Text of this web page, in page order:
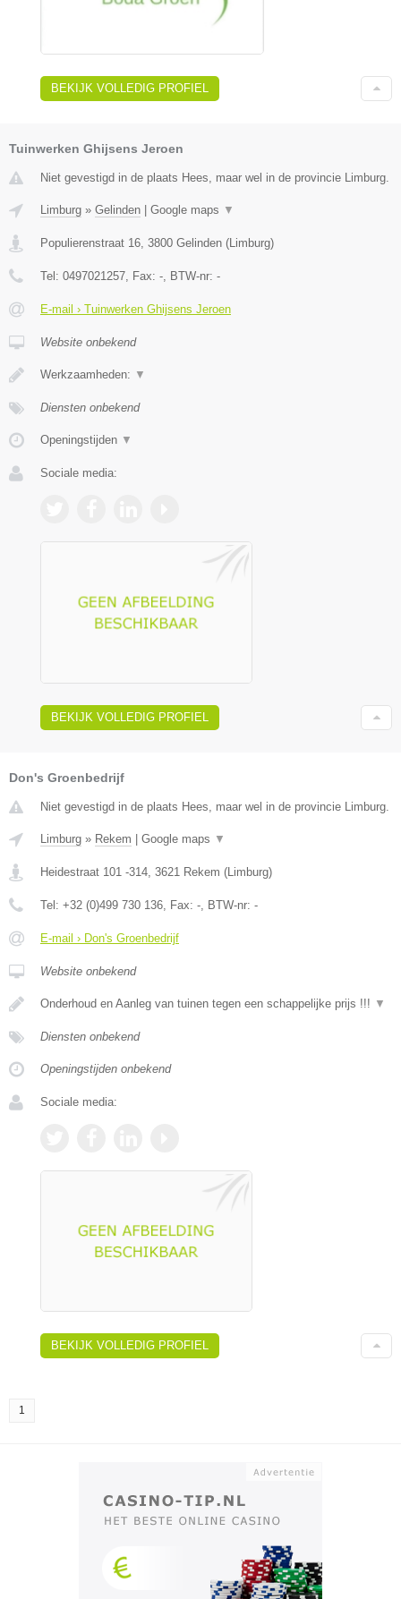
BEKIJK VOLLEDIG PROFIEL
Tuinwerken Ghijsens Jeroen
Niet gevestigd in de plaats Hees, maar wel in de provincie Limburg.
Limburg » Gelinden Google maps ▼
Populierenstraat 16 3800 Gelinden ( Limburg)
Tel: 0497021257 , Fax: - , BTW-nr: -
E-mail › Tuinwerken Ghijsens Jeroen
Website onbekend
Werkzaamheden: ▼
Diensten onbekend
Openingstijden ▼
Sociale media:
BEKIJK VOLLEDIG PROFIEL
Don's Groenbedrijf
Niet gevestigd in de plaats Hees, maar wel in de provincie Limburg.
Limburg » Rekem | Google maps ▼
Heidestraat 101 -314 3621 Rekem (Limburg)
Tel: +32 (0)499 730 136 , Fax: - , BTW-nr: -
E-mail › Don's Groenbedrijf
Website onbekend
Onderhoud en Aanleg van tuinen tegen een schappelijke prijs !!! ▼
Diensten onbekend
Openingstijden onbekend
Sociale media:
BEKIJK VOLLEDIG PROFIEL
1